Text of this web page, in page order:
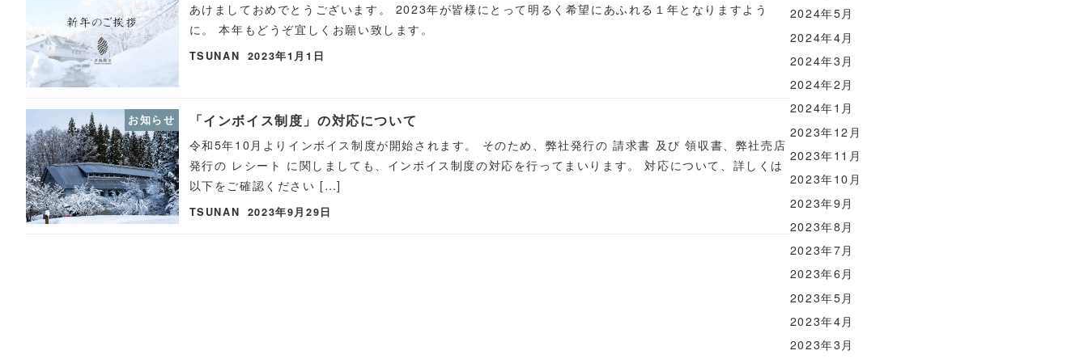
あけましておめでとうございます。 2023年が皆様にとって明るく希望にあふれる１年となりますよう
に。 本年もどうぞ宜しくお願い致します。
TSUNAN 2023年1月1日
お知らせ 「インボイス制度」の対応について
令和5年10月よりインボイス制度が開始されます。 そのため、弊社発行の 請求書 及び 領収書、弊社売店
発行の レシート に関しましても、インボイス制度の対応を行ってまいります。 対応について、詳しくは
以下をご確認ください […]
TSUNAN 2023年9月29日
2024年5月
2024年4月
2024年3月
2024年2月
2024年1月
2023年12月
2023年11月
2023年10月
2023年9月
2023年8月
2023年7月
2023年6月
2023年5月
2023年4月
2023年3月